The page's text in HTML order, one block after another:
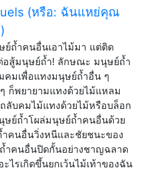
(หรือ: ฉันแหย่คุณ
ถ้ำคนอื่นเอาไม้มา แต่ติด
อสู้มนุษย์ถ้ำ! ลักษณะ มนุษย์ถ้ำ
คมเพื่อแทงมนุษย์ถ้ำอื่น ๆ
ก็พยายามแทงด้วยไม้แหลม
ลับคมไม้แทงด้วยไม้หรือบล็อก
ษย์ถ้ำโผล่มนุษย์ถ้ำคนอื่นด้วย
คนอื่นวิ่งหนีและชัยชนะของ
ำคนอื่นปิดกั้นอย่างชาญฉลาด
ไรเกิดขึ้นยกเว้นไม้เท้าของฉัน